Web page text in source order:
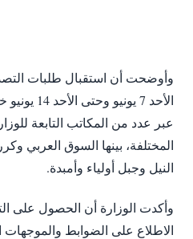
وأوضحت أن استقبال طلبات
الأحد 7
عبر عدد من المكاتب التابعة
المختلفة، بينها السوق العربي
النيل وجبل أولياء وأمبدة.
وأكدت الوزارة أن الحصول على
الاطلاع على الضوابط والموجهات